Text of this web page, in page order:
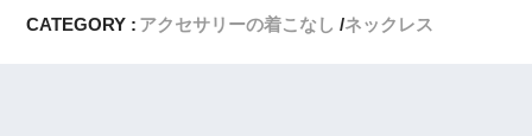
CATEGORY : アクセサリーの着こなし ネックレス